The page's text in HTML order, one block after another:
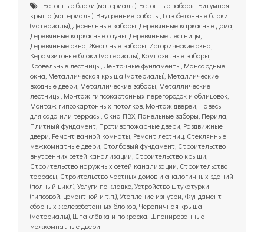
Бетонные блоки (материалы), Бетонные заборы, Битумная
крыша (материалы), Внутренние работы, Газобетонные блоки
(материалы), Деревянные заборы, Деревянные каркасные дома,
Деревянные каркасные сауны, Деревянные лестницы,
Деревянные окна, Жестяные заборы, Исторические окна,
Керамзитовые блоки (материалы), Композитные заборы,
Кровельные лестницы, Ленточные фундаменты, Мансардные
окна, Металлическая крыша (материалы), Металлические
входные двери, Металлические заборы, Металлические
лестницы, Монтаж гипсокартонных перегородок и облицовок,
Монтаж гипсокартонных потолков, Монтаж дверей, Навесы
для сада или террасы, Окна ПВХ, Панельные заборы, Перила,
Плитный фундамент, Противопожарные двери, Раздвижные
двери, Ремонт ванной комнаты, Ремонт лестниц, Стеклянные
межкомнатные двери, Столбовый фундамент, Строительство
внутренних сетей канализации, Строительство крыши,
Строительство наружных сетей канализации, Строительство
террасы, Строительство частных домов и аналогичных зданий
(полный цикл), Услуги по кладке, Устройство штукатурки
(гипсовой, цементной и т.п.), Утепление изнутри, Фундамент
сборных железобетонных блоков, Черепичная крыша
(материалы), Шпаклёвка и покраска, Шпонированные
межкомнатные двери